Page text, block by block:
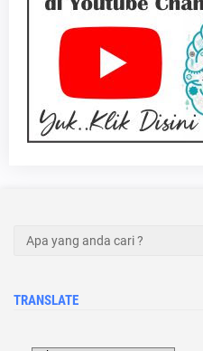
TRANSLATE